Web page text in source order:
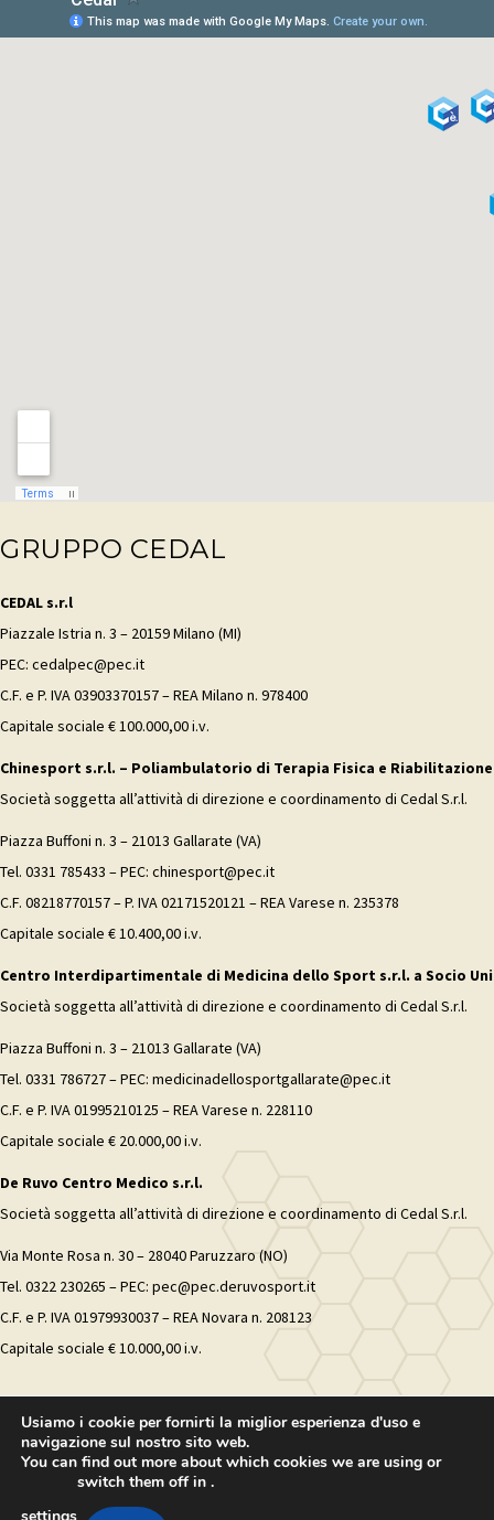
GRUPPO CEDAL
CEDAL s.r.l
Piazzale Istria n. 3 – 20159 Milano (MI)
PEC: cedalpec@pec.it
C.F. e P. IVA 03903370157 – REA Milano n. 978400
Capitale sociale € 100.000,00 i.v.
Chinesport s.r.l. – Poliambulatorio di Terapia Fisica e
Società soggetta all’attività di direzione e coordinamento di Cedal S.r.l.
Piazza Buffoni n. 3 – 21013 Gallarate (VA)
Tel. 0331 785433 – PEC: chinesport@pec.it
C.F. 08218770157 – P. IVA 02171520121 – REA Varese n. 235378
Capitale sociale € 10.400,00 i.v.
Centro Interdipartimentale di Medicina dello Sport s.r.l. a Socio
Società soggetta all’attività di direzione e coordinamento di Cedal S.r.l.
Piazza Buffoni n. 3 – 21013 Gallarate (VA)
Tel. 0331 786727 – PEC: medicinadellosportgallarate@pec.it
C.F. e P. IVA 01995210125 – REA Varese n. 228110
Capitale sociale € 20.000,00 i.v.
De Ruvo Centro Medico s.r.l.
Società soggetta all’attività di direzione e coordinamento di Cedal S.r.l.
Via Monte Rosa n. 30 – 28040 Paruzzaro (NO)
Tel. 0322 230265 – PEC: pec@pec.deruvosport.it
C.F. e P. IVA 01979930037 – REA Novara n. 208123
Capitale sociale € 10.000,00 i.v.
Usiamo i cookie per fornirti la miglior esperienza d'uso e
navigazione sul nostro sito web.
You can find out more about which cookies we are using or
switch them off in .